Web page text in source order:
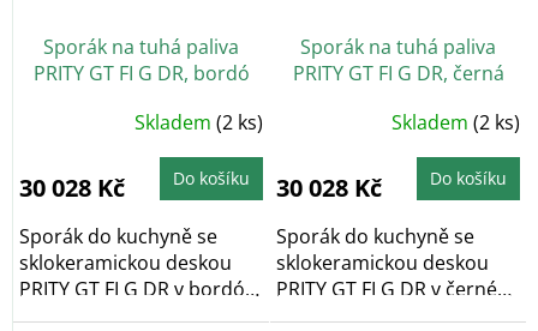
Sporák na tuhá paliva
PRITY GT FI G DR, bordó
Skladem (2 ks)
30 028 Kč Do košíku
Sporák do kuchyně se
sklokeramickou deskou
PRITY GT FI G DR v bordó
barvě s výkonem 15...
Sporák na tuhá paliva
PRITY GT FI G DR, černá
Skladem (2 ks)
30 028 Kč Do košíku
Sporák do kuchyně se
sklokeramickou deskou
PRITY GT FI G DR v černé
barvě s výkonem 15...